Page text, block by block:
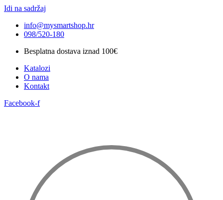
Idi na sadržaj
info@mysmartshop.hr
098/520-180
Besplatna dostava iznad 100€
Katalozi
O nama
Kontakt
Facebook-f